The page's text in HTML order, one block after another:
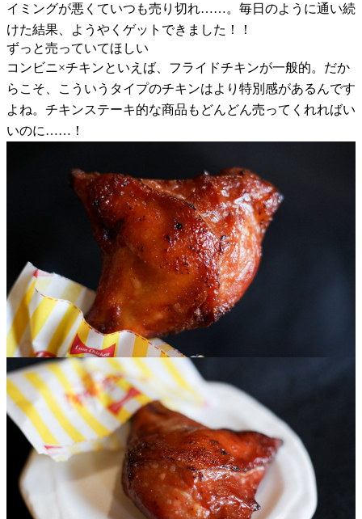
イミングが悪くていつも売り切れ……。毎日のように通い続
けた結果、ようやくゲットできました！！
ずっと売っていてほしい
コンビニ×チキンといえば、フライドチキンが一般的。だか
らこそ、こういうタイプのチキンはより特別感があるんです
よね。チキンステーキ的な商品もどんどん売ってくれればい
いのに……！